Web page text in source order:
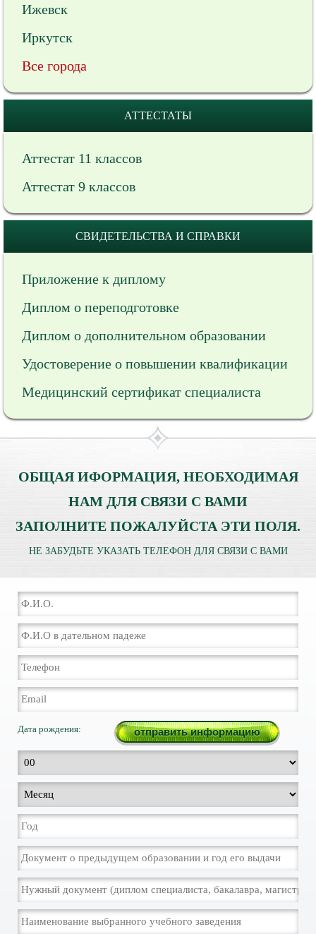
Ижевск
Иркутск
Все города
АТТЕСТАТЫ
Аттестат 11 классов
Аттестат 9 классов
СВИДЕТЕЛЬСТВА И СПРАВКИ
Приложение к диплому
Диплом о переподготовке
Диплом о дополнительном образовании
Удостоверение о повышении квалификации
Медицинский сертификат специалиста
ОБЩАЯ ИФОРМАЦИЯ, НЕОБХОДИМАЯ
НАМ ДЛЯ СВЯЗИ С ВАМИ
ЗАПОЛНИТЕ ПОЖАЛУЙСТА ЭТИ ПОЛЯ.
НЕ ЗАБУДЬТЕ УКАЗАТЬ ТЕЛЕФОН ДЛЯ СВЯЗИ С ВАМИ
Дата рождения: